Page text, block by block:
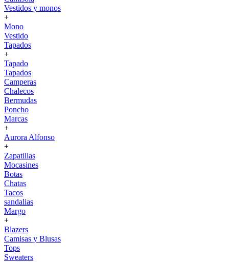
Vestidos y monos
+
Mono
Vestido
Tapados
+
Tapado
Tapados
Camperas
Chalecos
Bermudas
Poncho
Marcas
+
Aurora Alfonso
+
Zapatillas
Mocasines
Botas
Chatas
Tacos
sandalias
Margo
+
Blazers
Camisas y Blusas
Tops
Sweaters